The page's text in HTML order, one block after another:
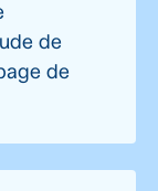
de
de